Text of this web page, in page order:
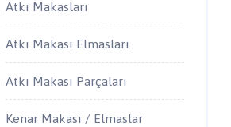
Atkı Makasları
Atkı Makası Elmasları
Atkı Makası Parçaları
Kenar Makası / Elmaslar